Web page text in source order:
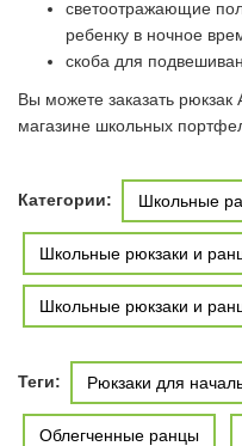
светоотражающие
ребенку в ночное
скоба для
Вы можете заказать рюкзак
магазине школьных
Категории: Школьные
Школьные рюкзаки и
Школьные рюкзаки и
Теги: Рюкзаки для
Облегченные ранцы